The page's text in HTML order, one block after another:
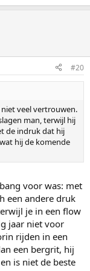
#20
veel vertrouwen.
man, terwijl hij
de indruk dat hij
hij de komende
voor was: met
een andere druk
je in een flow
jaar niet voor
rijden in een
een bergrit, hij
is niet de beste